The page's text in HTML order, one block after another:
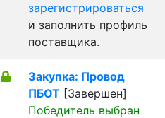
зарегистрироваться
и заполнить профиль
поставщика.
Закупка: Провод
ПБОТ [Завершен]
Победитель выбран